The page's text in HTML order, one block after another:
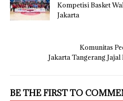
Kompetisi Basket
Jakarta
Komunitas
Jakarta Tangerang
BE THE FIRST TO